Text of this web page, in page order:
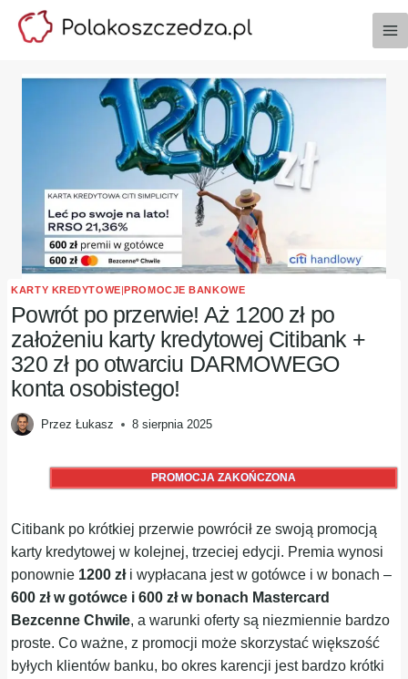
Przejdź
KARTY KREDYTOWE|PROMOCJE BANKOWE
Powrót po przerwie! Aż 1200 zł po
założeniu karty kredytowej Citibank +
320 zł po otwarciu DARMOWEGO
konta osobistego!
Przez Łukasz 8 sierpnia 2025
PROMOCJA ZAKOŃCZONA
Citibank po krótkiej przerwie powrócił ze swoją promocją
karty kredytowej w kolejnej, trzeciej edycji. Premia wynosi
ponownie 1200 zł i wypłacana jest w gotówce i w bonach –
600 zł w gotówce i 600 zł w bonach Mastercard
Bezcenne Chwile, a warunki oferty są niezmiennie bardzo
proste. Co ważne, z promocji może skorzystać większość
byłych klientów banku, bo okres karencji jest bardzo krótki